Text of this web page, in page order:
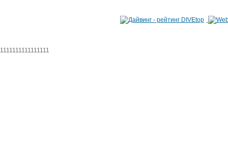
1111111111111111